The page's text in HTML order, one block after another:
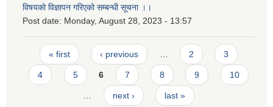
विषयको विज्ञापन गरिएको सम्बन्धी सूचना ।।
Post date: Monday, August 28, 2023 - 13:57
Pages
« first ‹ previous 2 3
4 5 6 7 8 9 10
next › last »